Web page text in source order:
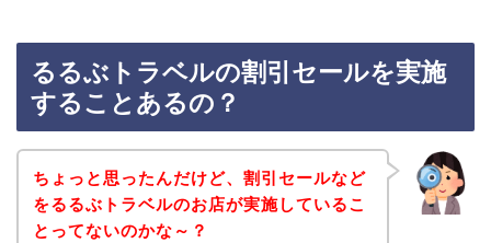
るるぶトラベルの割引セールを実施
することあるの？
ちょっと思ったんだけど、割引セールなど
をるるぶトラベルのお店が実施しているこ
とってないのかな～？